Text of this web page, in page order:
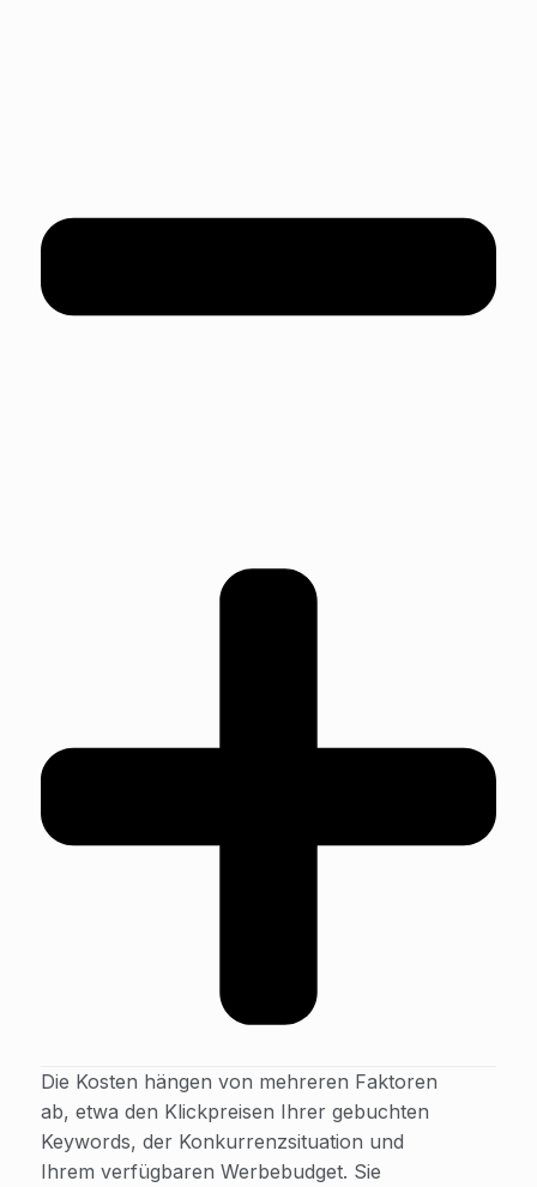
Die Kosten hängen von mehreren Faktoren
ab, etwa den Klickpreisen Ihrer gebuchten
Keywords, der Konkurrenzsituation und
Ihrem verfügbaren Werbebudget. Sie